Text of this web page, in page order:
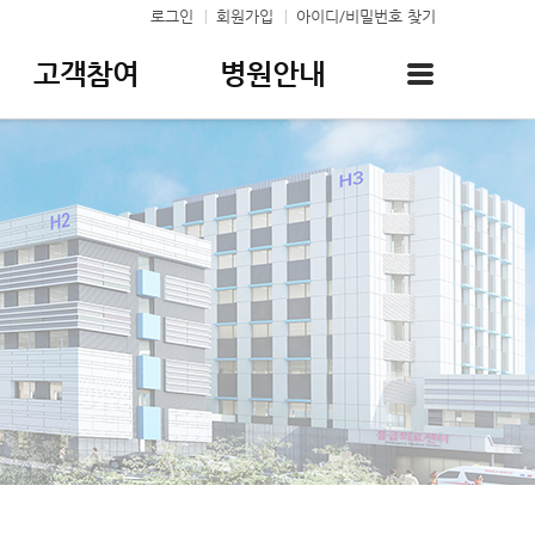
로그인 회원가입 아이디/비밀번호 찾기
고객참여 병원안내